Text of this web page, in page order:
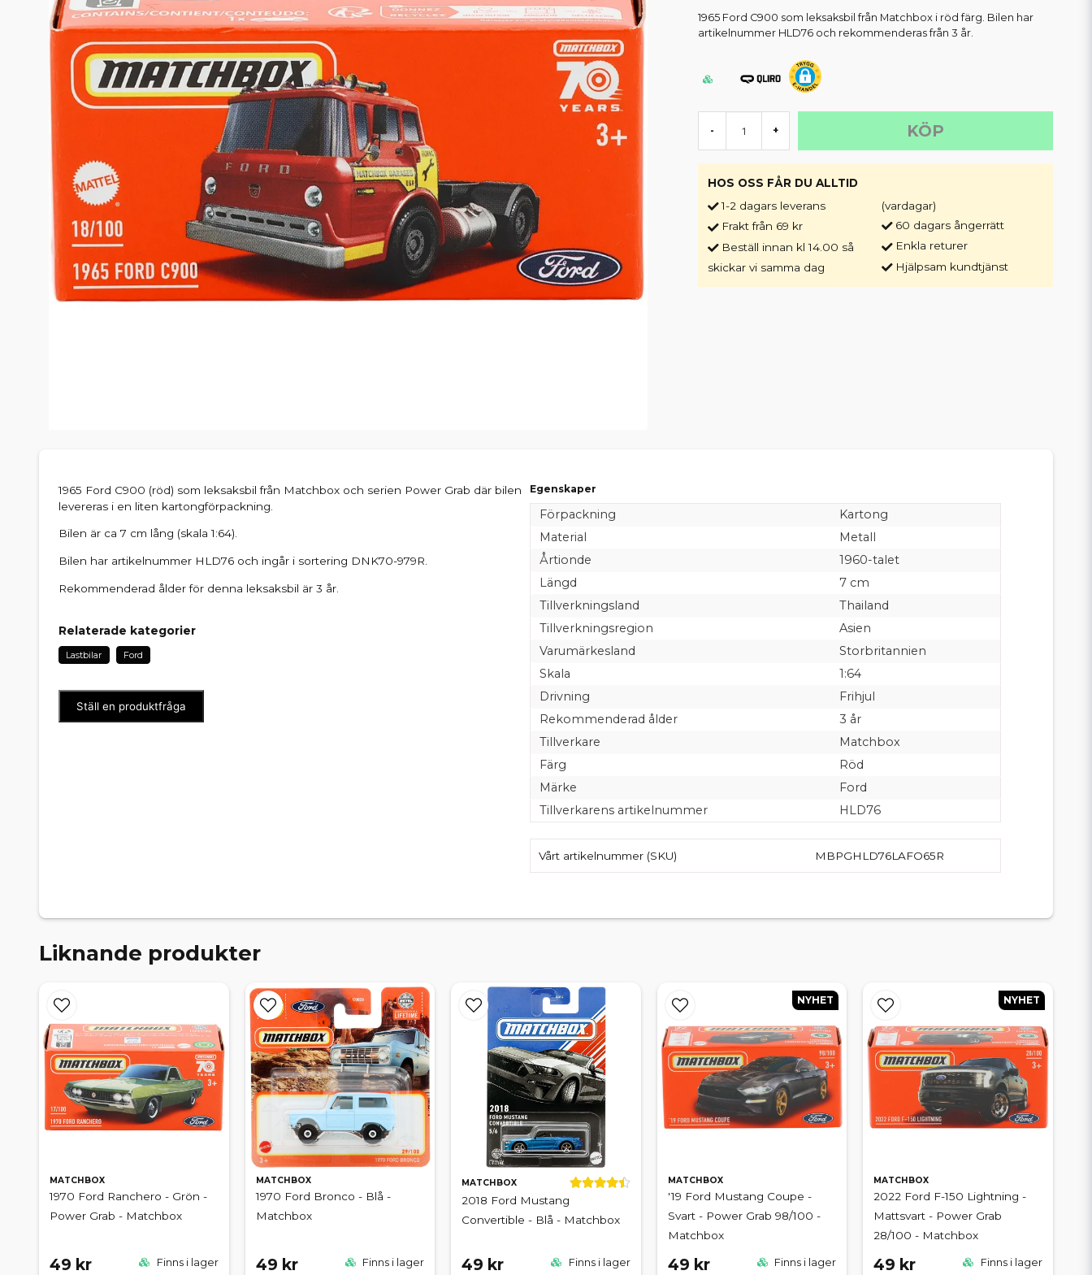
1965 Ford C900 som leksaksbil från Matchbox i röd färg. Bilen har
artikelnummer HLD76 och rekommenderas från 3 år.
- + KÖP
HOS OSS FÅR DU ALLTID
1-2 dagars leverans
Frakt från 69 kr
Beställ innan kl 14.00 så
skickar vi samma dag
(vardagar)
60 dagars ångerrätt
Enkla returer
Hjälpsam kundtjänst
1965 Ford C900 (röd) som leksaksbil från Matchbox och serien Power Grab där bilen
levereras i en liten kartongförpackning.
Bilen är ca 7 cm lång (skala 1:64).
Bilen har artikelnummer HLD76 och ingår i sortering DNK70-979R.
Rekommenderad ålder för denna leksaksbil är 3 år.
Relaterade kategorier
Lastbilar Ford
Ställ en produktfråga
Egenskaper
Förpackning
Kartong
Material
Metall
Årtionde
1960-talet
Längd
7 cm
Tillverkningsland
Thailand
Tillverkningsregion
Asien
Varumärkesland
Storbritannien
Skala
1:64
Drivning
Frihjul
Rekommenderad ålder
3 år
Tillverkare
Matchbox
Färg
Röd
Märke
Ford
Tillverkarens artikelnummer
HLD76
Vårt artikelnummer (SKU) MBPGHLD76LAFO65R
Liknande produkter
MATCHBOX
1970 Ford Ranchero - Grön -
Power Grab - Matchbox
49 kr Finns i lager
MATCHBOX
1970 Ford Bronco - Blå -
Matchbox
49 kr Finns i lager
MATCHBOX
2018 Ford Mustang
Convertible - Blå - Matchbox
49 kr Finns i lager
MATCHBOX
'19 Ford Mustang Coupe -
Svart - Power Grab 98/100 -
Matchbox
49 kr Finns i lager
NYHET
MATCHBOX
2022 Ford F-150 Lightning -
Mattsvart - Power Grab
28/100 - Matchbox
49 kr Finns i lager
NYHET